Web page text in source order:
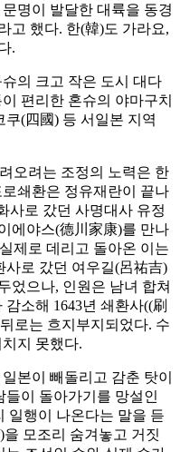
명이 발달한 대륙을 동경
고 했다. 한(韓)도 가라요,
.
의 크고 작은 도시 대다
편리한 혼슈의 야마구치
(四國) 등 서일본 지역
오려는 조정의 노력은 한
쇄환은 정유재란이 끝나
사로 갔던 사명대사 유정
에야스(德川家康)를 만나
제로 데리고 돌아온 이는
사로 갔던 여우길(呂祐吉)
었으나, 인원은 남녀 합쳐
소해 1643년 쇄환사((刷
로는 흐지부지되었다. 수
지 못했다.
본이 빼돌리고 감춘 탓이
들이 돌아가기를 망설인
일행이 나온다는 말을 듣
모조리 숨겨놓고 거짓